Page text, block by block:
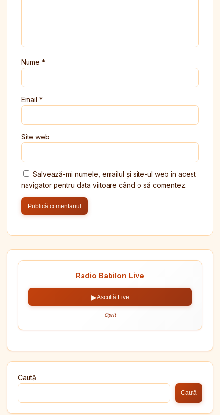
Nume *
Email *
Site web
Salvează-mi numele, emailul și site-ul web în acest
navigator pentru data viitoare când o să comentez.
Radio Babilon Live
▶Ascultă Live
Oprit
Caută
Caută